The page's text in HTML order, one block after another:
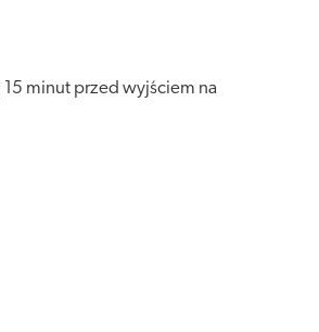
minut przed wyjściem na